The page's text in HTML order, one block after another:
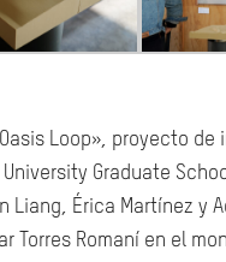
Loop», proyecto de
Graduate
Érica Martínez y
Torres Romaní en el